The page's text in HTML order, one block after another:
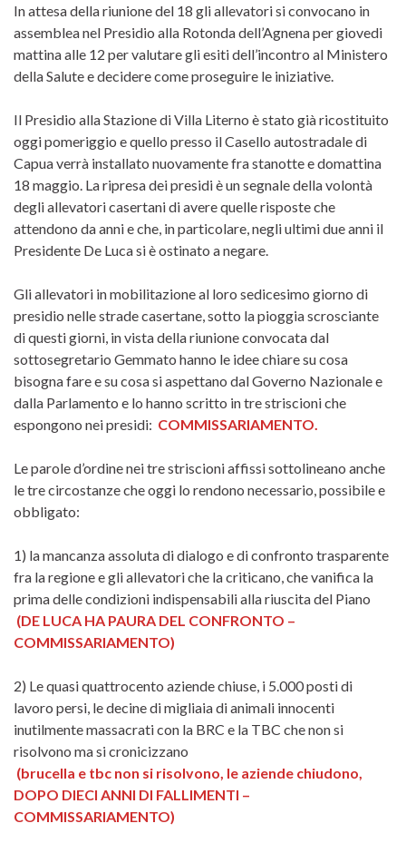
In attesa della riunione del 18 gli allevatori si convocano in
assemblea nel Presidio alla Rotonda dell’Agnena per giovedi
mattina alle 12 per valutare gli esiti dell’incontro al Ministero
della Salute e decidere come proseguire le iniziative.
Il Presidio alla Stazione di Villa Literno è stato già ricostituito
oggi pomeriggio e quello presso il Casello autostradale di
Capua verrà installato nuovamente fra stanotte e domattina
18 maggio. La ripresa dei presidi è un segnale della volontà
degli allevatori casertani di avere quelle risposte che
attendono da anni e che, in particolare, negli ultimi due anni il
Presidente De Luca si è ostinato a negare.
Gli allevatori in mobilitazione al loro sedicesimo giorno di
presidio nelle strade casertane, sotto la pioggia scrosciante
di questi giorni, in vista della riunione convocata dal
sottosegretario Gemmato hanno le idee chiare su cosa
bisogna fare e su cosa si aspettano dal Governo Nazionale e
dalla Parlamento e lo hanno scritto in tre striscioni che
espongono nei presidi: COMMISSARIAMENTO.
Le parole d’ordine nei tre striscioni affissi sottolineano anche
le tre circostanze che oggi lo rendono necessario, possibile e
obbligato:
1) la mancanza assoluta di dialogo e di confronto trasparente
fra la regione e gli allevatori che la criticano, che vanifica la
prima delle condizioni indispensabili alla riuscita del Piano
(DE LUCA HA PAURA DEL CONFRONTO –
COMMISSARIAMENTO)
2) Le quasi quattrocento aziende chiuse, i 5.000 posti di
lavoro persi, le decine di migliaia di animali innocenti
inutilmente massacrati con la BRC e la TBC che non si
risolvono ma si cronicizzano
(brucella e tbc non si risolvono, le aziende chiudono,
DOPO DIECI ANNI DI FALLIMENTI –
COMMISSARIAMENTO)